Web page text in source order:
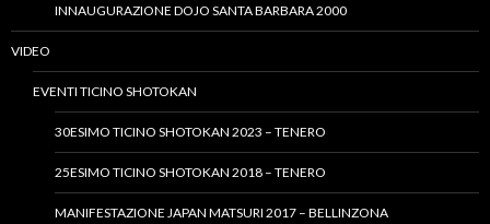
INNAUGURAZIONE DOJO SANTA BARBARA 2000
VIDEO
EVENTI TICINO SHOTOKAN
30ESIMO TICINO SHOTOKAN 2023 – TENERO
25ESIMO TICINO SHOTOKAN 2018 – TENERO
MANIFESTAZIONE JAPAN MATSURI 2017 – BELLINZONA